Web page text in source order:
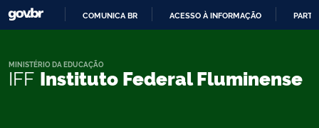
CONTEÚDO
COMUNICA BR ACESSO À INFORMAÇÃO
IFF Instituto Federal Fluminense
MINISTÉRIO DA EDUCAÇÃO